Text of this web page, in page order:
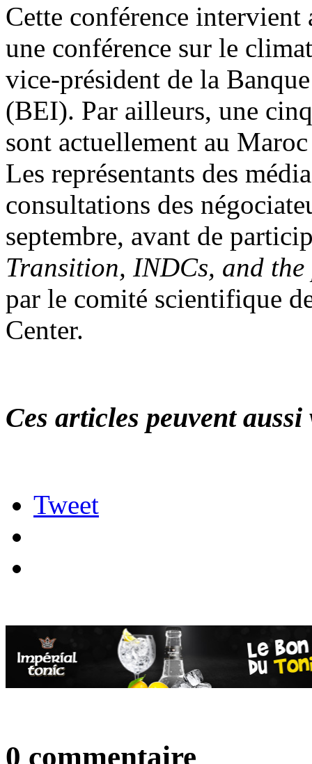
Cette conférence intervient
une conférence sur le
vice-président de la
(BEI). Par ailleurs, une
sont actuellement au
Les représentants des
consultations des
septembre, avant de
Transition, INDCs, and
par le comité scientifique
Center.
Ces articles peuvent
Tweet
0 commentaire